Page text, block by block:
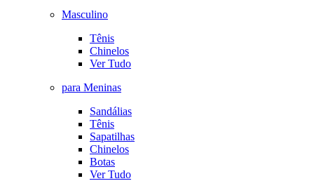
Masculino
Tênis
Chinelos
Ver Tudo
para Meninas
Sandálias
Tênis
Sapatilhas
Chinelos
Botas
Ver Tudo